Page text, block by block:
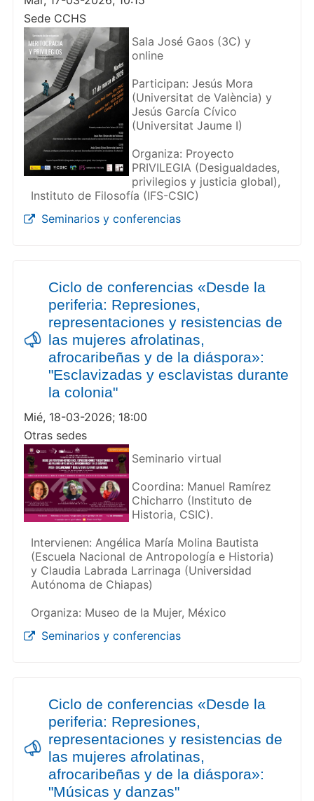
Sede CCHS
Sala José Gaos (3C) y
online
Participan: Jesús Mora
(Universitat de València) y
Jesús García Cívico
(Universitat Jaume I)
Organiza: Proyecto
PRIVILEGIA (Desigualdades,
privilegios y justicia global),
Instituto de Filosofía (IFS-CSIC)
Seminarios y conferencias
Ciclo de conferencias «Desde la
periferia: Represiones,
representaciones y resistencias de
las mujeres afrolatinas,
afrocaribeñas y de la diáspora»:
"Esclavizadas y esclavistas durante
la colonia"
Mié, 18-03-2026; 18:00
Otras sedes
Seminario virtual
Coordina: Manuel Ramírez
Chicharro (Instituto de
Historia, CSIC).
Intervienen: Angélica María Molina Bautista
(Escuela Nacional de Antropología e Historia)
y Claudia Labrada Larrinaga (Universidad
Autónoma de Chiapas)
Organiza: Museo de la Mujer, México
Seminarios y conferencias
Ciclo de conferencias «Desde la
periferia: Represiones,
representaciones y resistencias de
las mujeres afrolatinas,
afrocaribeñas y de la diáspora»:
"Músicas y danzas"